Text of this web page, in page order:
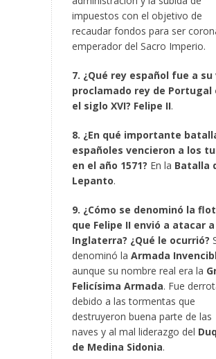
impuestos con el objetivo de
recaudar fondos para ser
emperador del Sacro Imperio.
7. ¿Qué rey español fue a su
proclamado rey de Portugal
el siglo XVI? Felipe II.
8. ¿En qué importante
españoles vencieron a los
en el año 1571? En la Batalla
Lepanto.
9. ¿Cómo se denominó la
que Felipe II envió a atacar a
Inglaterra? ¿Qué le ocurrió?
denominó la Armada
aunque su nombre real era la
Felicísima Armada. Fue
debido a las tormentas que
destruyeron buena parte de las
naves y al mal liderazgo del
de Medina Sidonia.